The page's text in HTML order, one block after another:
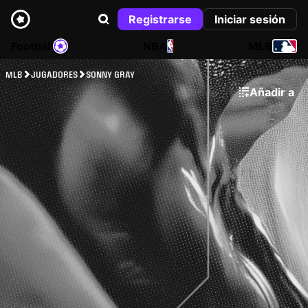
Registrarse
Iniciar sesión
NBA
MLB JUGADORES SONNY GRAY
Añadir a